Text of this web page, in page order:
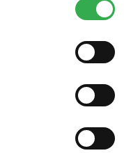
cookies. Ďakujeme!